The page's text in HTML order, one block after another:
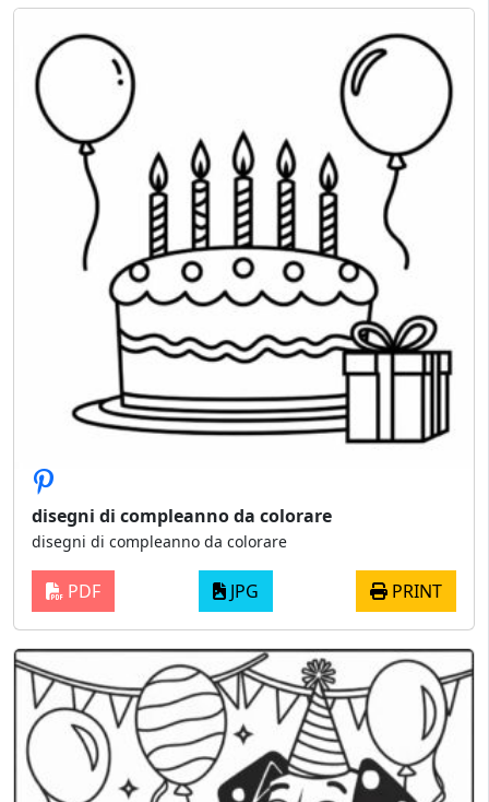
disegni di compleanno da colorare
disegni di compleanno da colorare
PDF JPG PRINT